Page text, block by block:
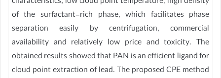
of the surfactant-rich phase, which facilitates phase
separation easily by centrifugation, commercial
availability and relatively low price and toxicity. The
obtained results showed that PAN is an efficient ligand for
cloud point extraction of lead. The proposed CPE method